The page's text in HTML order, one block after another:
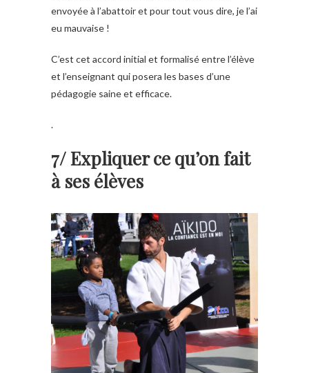
envoyée à l’abattoir et pour tout vous dire, je l’ai
eu mauvaise !
C’est cet accord initial et formalisé entre l’élève
et l’enseignant qui posera les bases d’une
pédagogie saine et efficace.
.
7/ Expliquer ce qu’on fait
à ses élèves